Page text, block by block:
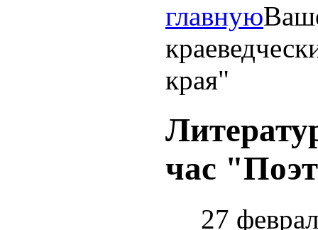
главную
края"
час
27